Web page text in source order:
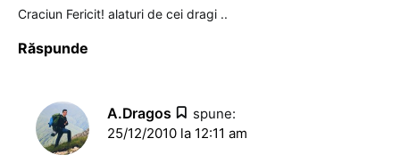
Craciun Fericit! alaturi de cei dragi ..
Răspunde
A.Dragos
spune:
25/12/2010 la 12:11 am